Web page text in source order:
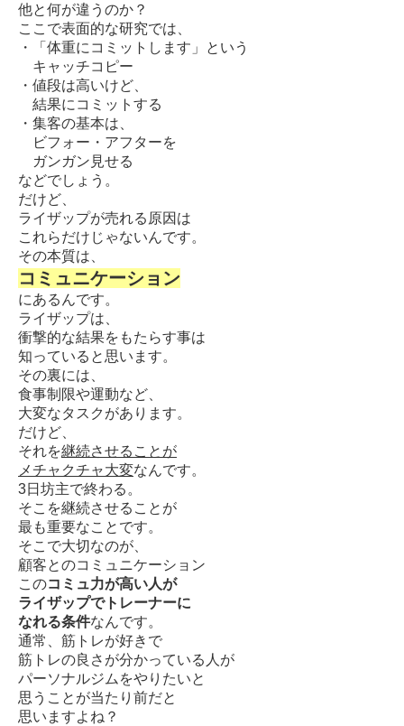
他と何が違うのか？
ここで表面的な研究では、
・「体重にコミットします」という
キャッチコピー
・値段は高いけど、
結果にコミットする
・集客の基本は、
ビフォー・アフターを
ガンガン見せる
などでしょう。
だけど、
ライザップが売れる原因は
これらだけじゃないんです。
その本質は、
コミュニケーション
にあるんです。
ライザップは、
衝撃的な結果をもたらす事は
知っていると思います。
その裏には、
食事制限や運動など、
大変なタスクがあります。
だけど、
それを継続させることが
メチャクチャ大変なんです。
3日坊主で終わる。
そこを継続させることが
最も重要なことです。
そこで大切なのが、
顧客とのコミュニケーション
このコミュ力が高い人が
ライザップでトレーナーに
なれる条件なんです。
通常、筋トレが好きで
筋トレの良さが分かっている人が
パーソナルジムをやりたいと
思うことが当たり前だと
思いますよね？